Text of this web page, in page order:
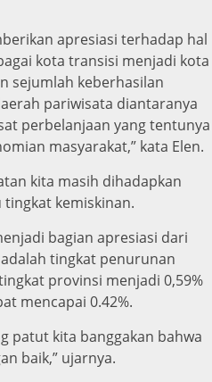
apresiasi terhadap hal
kota transisi menjadi kota
sejumlah keberhasilan
pariwisata diantaranya
perbelanjaan yang tentunya
masyarakat,” kata Elen.
kita masih dihadapkan
tingkat kemiskinan.
bagian apresiasi dari
tingkat penurunan
provinsi menjadi 0,59%
mencapai 0.42%.
patut kita banggakan bahwa
baik,” ujarnya.